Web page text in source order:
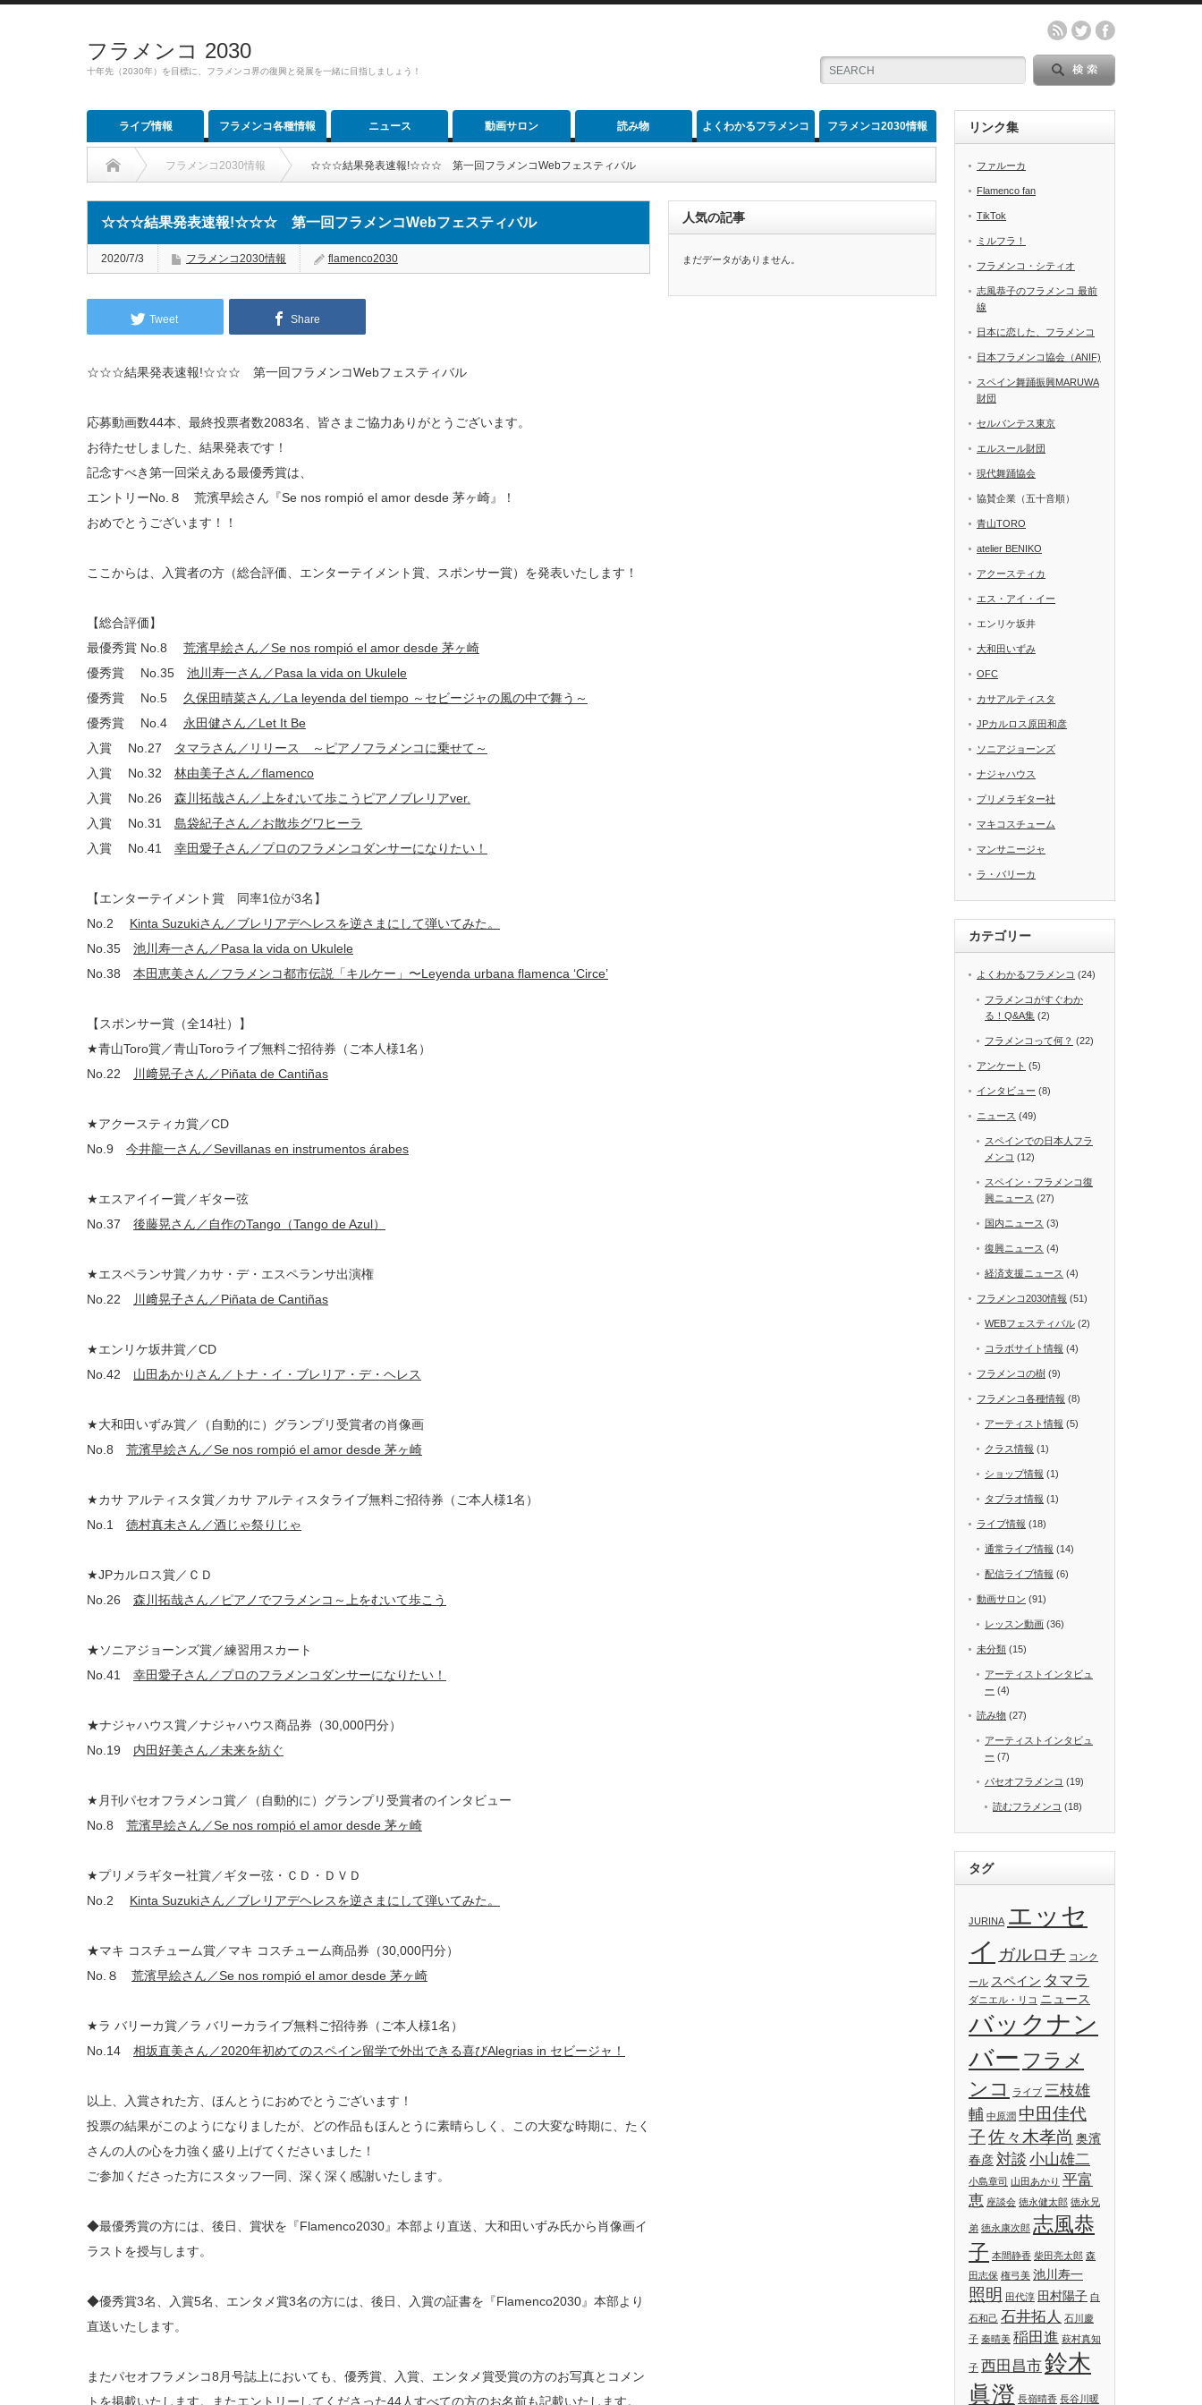
フラメンコ 2030
十年先（2030年）を目標に、フラメンコ界の復興と発展を一緒に目指しましょう！
ライブ情報 フラメンコ各種情報 ニュース 動画サロン 読み物 よくわかるフラメンコ フラメンコ2030情報
フラメンコ2030情報 ☆☆☆結果発表速報!☆☆☆ 第一回フラメンコWebフェスティバル
☆☆☆結果発表速報!☆☆☆ 第一回フラメンコWebフェスティバル
2020/7/3 フラメンコ2030情報 flamenco2030
Tweet Share
☆☆☆結果発表速報!☆☆☆ 第一回フラメンコWebフェスティバル
応募動画数44本、最終投票者数2083名、皆さまご協力ありがとうございます。
お待たせしました、結果発表です！
記念すべき第一回栄えある最優秀賞は、
エントリーNo.８ 荒濱早絵さん『Se nos rompió el amor desde 茅ヶ崎』！
おめでとうございます！！
ここからは、入賞者の方（総合評価、エンターテイメント賞、スポンサー賞）を発表いたします！
【総合評価】
最優秀賞 No.8 荒濱早絵さん／Se nos rompió el amor desde 茅ヶ崎
優秀賞 No.35 池川寿一さん／Pasa la vida on Ukulele
優秀賞 No.5 久保田晴菜さん／La leyenda del tiempo ～セビージャの風の中で舞う～
優秀賞 No.4 永田健さん／Let It Be
入賞 No.27
タマラさん／リリース ～ピアノフラメンコに乗せて～
入賞 No.32 林由美子さん／flamenco
入賞 No.26 森川拓哉さん／上をむいて歩こうピアノブレリアver.
入賞 No.31 島袋紀子さん／お散歩グワヒーラ
入賞 No.41 幸田愛子さん／プロのフラメンコダンサーになりたい！
【エンターテイメント賞 同率1位が3名】
No.2 Kinta Suzukiさん／ブレリアデヘレスを逆さまにして弾いてみた。
No.35 池川寿一さん／Pasa la vida on Ukulele
No.38 本田恵美さん／フラメンコ都市伝説「キルケー」〜Leyenda urbana flamenca ‘Circe’
【スポンサー賞（全14社）】
★青山Toro賞／青山Toroライブ無料ご招待券（ご本人様1名）
No.22
川﨑晃子さん／Piñata de Cantiñas
★アクースティカ賞／CD
No.9 今井龍一さん／Sevillanas en instrumentos árabes
★エスアイイー賞／ギター弦
No.37 後藤晃さん／自作のTango（Tango de Azul）
★エスペランサ賞／カサ・デ・エスペランサ出演権
No.22
川﨑晃子さん／Piñata de Cantiñas
★エンリケ坂井賞／CD
No.42 山田あかりさん／トナ・イ・ブレリア・デ・ヘレス
★大和田いずみ賞／（自動的に）グランプリ受賞者の肖像画
No.8 荒濱早絵さん／Se nos rompió el amor desde 茅ヶ崎
★カサ アルティスタ賞／カサ アルティスタライブ無料ご招待券（ご本人様1名）
No.1 徳村真未さん／酒じゃ祭りじゃ
★JPカルロス賞／ＣＤ
No.26 森川拓哉さん／ピアノでフラメンコ～上をむいて歩こう
★ソニアジョーンズ賞／練習用スカート
No.41 幸田愛子さん／プロのフラメンコダンサーになりたい！
★ナジャハウス賞／ナジャハウス商品券（30,000円分）
No.19 内田好美さん／未来を紡ぐ
★月刊パセオフラメンコ賞／（自動的に）グランプリ受賞者のインタビュー
No.8 荒濱早絵さん／Se nos rompió el amor desde 茅ヶ崎
★プリメラギター社賞／ギター弦・ＣＤ・ＤＶＤ
No.2 Kinta Suzukiさん／ブレリアデヘレスを逆さまにして弾いてみた。
★マキ コスチューム賞／マキ コスチューム商品券（30,000円分）
No.８ 荒濱早絵さん／Se nos rompió el amor desde 茅ヶ崎
★ラ バリーカ賞／ラ バリーカライブ無料ご招待券（ご本人様1名）
No.14 相坂直美さん／2020年初めてのスペイン留学で外出できる喜びAlegrias in セビージャ！
以上、入賞された方、ほんとうにおめでとうございます！
投票の結果がこのようになりましたが、どの作品もほんとうに素晴らしく、この大変な時期に、たく
さんの人の心を力強く盛り上げてくださいました！
ご参加くださった方にスタッフ一同、深く深く感謝いたします。
◆最優秀賞の方には、後日、賞状を『Flamenco2030』本部より直送、大和田いずみ氏から肖像画イ
ラストを授与します。
◆優秀賞3名、入賞5名、エンタメ賞3名の方には、後日、入賞の証書を『Flamenco2030』本部より
直送いたします。
またパセオフラメンコ8月号誌上においても、優秀賞、入賞、エンタメ賞受賞の方のお写真とコメン
トを掲載いたします。またエントリーしてくださった44人すべての方のお名前も記載いたします。
人気の記事
まだデータがありません。
リンク集
ファルーカ
Flamenco fan
TikTok
ミルフラ！
フラメンコ・シティオ
志風恭子のフラメンコ 最前
線
日本に恋した、フラメンコ
日本フラメンコ協会（ANIF)
スペイン舞踊振興MARUWA
財団
セルバンテス東京
エルスール財団
現代舞踊協会
協賛企業（五十音順）
青山TORO
atelier BENIKO
アクースティカ
エス・アイ・イー
エンリケ坂井
大和田いずみ
OFC
カサアルティスタ
JPカルロス原田和彦
ソニアジョーンズ
ナジャハウス
プリメラギター社
マキコスチューム
マンサニージャ
ラ・バリーカ
カテゴリー
よくわかるフラメンコ (24)
フラメンコがすぐわか
る！Q&A集 (2)
フラメンコって何？ (22)
アンケート (5)
インタビュー (8)
ニュース (49)
スペインでの日本人フラ
メンコ (12)
スペイン・フラメンコ復
興ニュース (27)
国内ニュース (3)
復興ニュース (4)
経済支援ニュース (4)
フラメンコ2030情報 (51)
WEBフェスティバル (2)
コラボサイト情報 (4)
フラメンコの樹 (9)
フラメンコ各種情報 (8)
アーティスト情報 (5)
クラス情報 (1)
ショップ情報 (1)
タブラオ情報 (1)
ライブ情報 (18)
通常ライブ情報 (14)
配信ライブ情報 (6)
動画サロン (91)
レッスン動画 (36)
未分類 (15)
アーティストインタビュ
ー (4)
読み物 (27)
アーティストインタビュ
ー (7)
パセオフラメンコ (19)
読むフラメンコ (18)
タグ
JURINA エッセ
イ ガルロチ コンク
ール スペイン タマラ
ダニエル・リコ ニュース
バックナン
バー フラメ
ンコ
ライブ 三枝雄
輔 中原潤 中田佳代
子佐々木孝尚 奥濱
春彦対談 小山雄二
小島章司 山田あかり 平富
恵 座談会 徳永健太郎 徳永兄
弟 徳永康次郎 志風恭
子 本間静香 柴田亮太郎 森
田志保 権弓美 池川寿一
照明 田代淳 田村陽子 白
石和己 石井拓人 石川慶
子 秦晴美 稲田進 萩村真知
子 西田昌市鈴木
眞澄 長嶺晴香 長谷川暖